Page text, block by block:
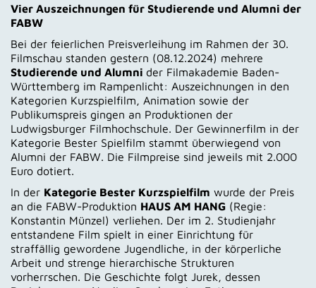
Vier Auszeichnungen für Studierende und Alumni der
FABW
Bei der feierlichen Preisverleihung im Rahmen der 30.
Filmschau standen gestern (08.12.2024) mehrere
Studierende und Alumni der Filmakademie Baden-
Württemberg im Rampenlicht: Auszeichnungen in den
Kategorien Kurzspielfilm, Animation sowie der
Publikumspreis gingen an Produktionen der
Ludwigsburger Filmhochschule. Der Gewinnerfilm in der
Kategorie Bester Spielfilm stammt überwiegend von
Alumni der FABW. Die Filmpreise sind jeweils mit 2.000
Euro dotiert.
In der Kategorie Bester Kurzspielfilm wurde der Preis
an die FABW-Produktion HAUS AM HANG (Regie:
Konstantin Münzel) verliehen. Der im 2. Studienjahr
entstandene Film spielt in einer Einrichtung für
straffällig gewordene Jugendliche, in der körperliche
Arbeit und strenge hierarchische Strukturen
vorherrschen. Die Geschichte folgt Jurek, dessen